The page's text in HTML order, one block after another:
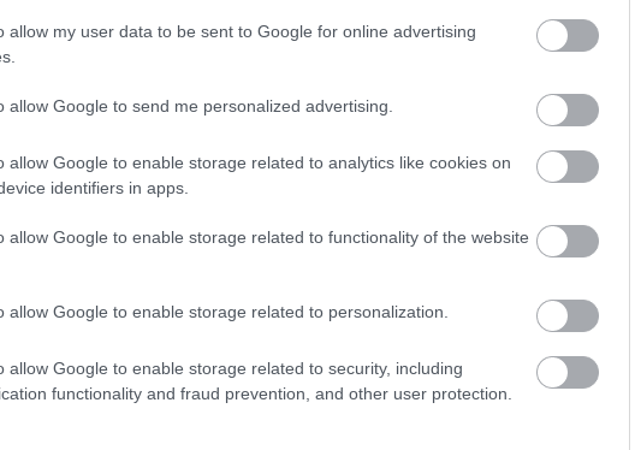
allow my user data to be sent to Google for online advertising
allow Google to send me personalized advertising.
allow Google to enable storage related to analytics like cookies on
identifiers in apps.
allow Google to enable storage related to functionality of the website
allow Google to enable storage related to personalization.
allow Google to enable storage related to security, including
functionality and fraud prevention, and other user protection.
című előadás
nem tapasztaltam negatív hangokat, az
írtak. Nekem igen jó munkafolyamat volt a
volt, hogy egy időben csináltam a két
a
sok mindent meg lehet fogalmazni benne (...) A
művem olyan, mint amilyen akkor én vagyok,
energiája teremti meg a darabokat. Ez az előadás